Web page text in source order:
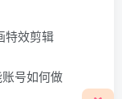
特效剪辑
账号如何做